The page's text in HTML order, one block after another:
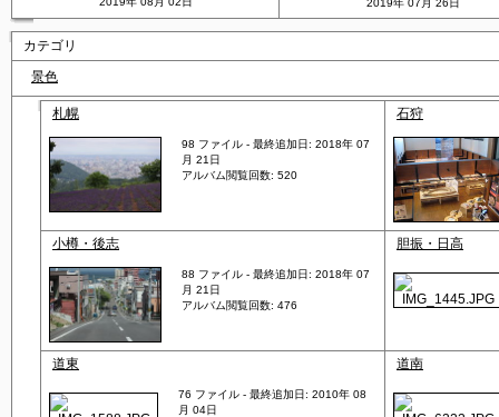
2019年 07月 26日
カテゴリ
景色
札幌
98 ファイル - 最終追加日: 2018年 07
月 21日
アルバム閲覧回数: 520
石狩
小樽・後志
88 ファイル - 最終追加日: 2018年 07
月 21日
アルバム閲覧回数: 476
胆振・日高
道東
76 ファイル - 最終追加日: 2010年 08
月 04日
道南